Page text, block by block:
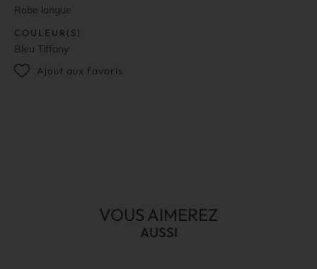
Robe longue
COULEUR(S)
Bleu Tiffany
Ajout aux favoris
VOUS AIMEREZ
AUSSI